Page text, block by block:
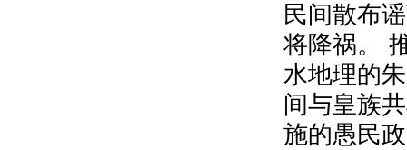
民间散布
将降祸。
水地理的
间与皇族
施的愚民